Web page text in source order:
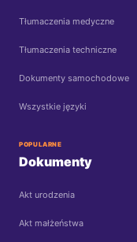
Tłumaczenia medyczne
Tłumaczenia techniczne
Dokumenty samochodowe
Wszystkie języki
POPULARNE
Dokumenty
Akt urodzenia
Akt małżeństwa